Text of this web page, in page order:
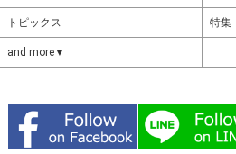
トピックス 特集
and more▼